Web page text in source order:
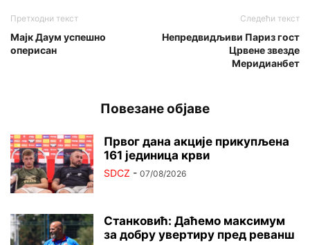
Претходни текст
Мајк Даум успешно
оперисан
Следећи текст
Непредвидљиви Париз гост
Црвене звезде
Меридианбет
Повезане објаве
Првог дана акције прикупљена
161 јединица крви
SDCZ - 07/08/2026
Станковић: Даћемо максимум
за добру увертиру пред реванш